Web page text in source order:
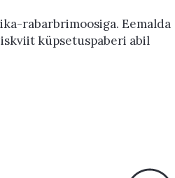
rabarbrimoosiga. Eemalda
küpsetuspaberi abil